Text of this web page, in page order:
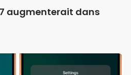
augmenterait dans